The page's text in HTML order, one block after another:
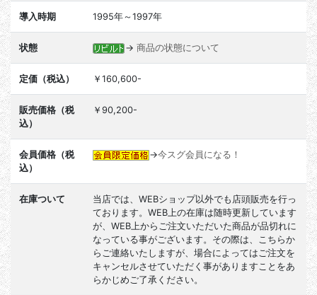
導入時期 1995年～1997年
状態 → 商品の状態について
定価（税込） ￥160,600-
販売価格（税
込）
￥90,200-
会員価格（税
込）
→今スグ会員になる！
在庫ついて
当店では、WEBショップ以外でも店頭販売を行っ
ております。WEB上の在庫は随時更新しています
が、WEB上からご注文いただいた商品が品切れに
なっている事がございます。その際は、こちらか
らご連絡いたしますが、場合によってはご注文を
キャンセルさせていただく事がありますことをあ
らかじめご了承ください。